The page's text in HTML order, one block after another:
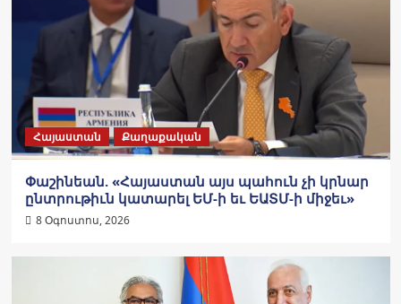
Հայաստան Քաղաքական
Փաշինեան. «Հայաստան այս պահուն չի կրնար
ընտրութիւն կատարել ԵՄ-ի եւ ԵԱՏՄ-ի միջեւ»
8 Օգոստոս, 2026